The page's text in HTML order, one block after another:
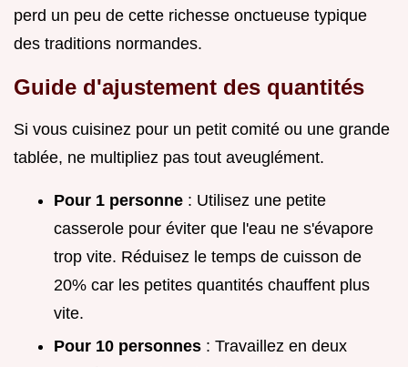
perd un peu de cette richesse onctueuse typique
des traditions normandes.
Guide d'ajustement des quantités
Si vous cuisinez pour un petit comité ou une grande
tablée, ne multipliez pas tout aveuglément.
Pour 1 personne : Utilisez une petite
casserole pour éviter que l'eau ne s'évapore
trop vite. Réduisez le temps de cuisson de
20% car les petites quantités chauffent plus
vite.
Pour 10 personnes : Travaillez en deux